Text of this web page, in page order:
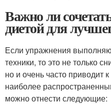
Важно ли
диетой для
Если упражнения
техники, то это не только
но и очень часто приводит
наиболее
можно отнести следующие: